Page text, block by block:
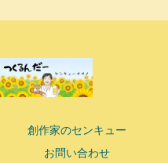
創作家のセンキュー
お問い合わせ